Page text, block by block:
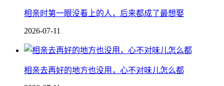
相亲时第一眼没看上的人，后来都成了最想娶
2026-07-11
相亲去再好的地方也没用，心不对味儿怎么都